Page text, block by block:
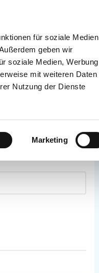
für soziale Medien
geben wir
soziale Medien, Werbung
mit weiteren Daten
Nutzung der Dienste
Marketing